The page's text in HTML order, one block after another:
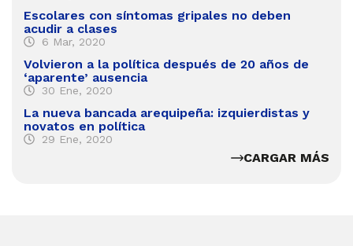
Escolares con síntomas gripales no deben
acudir a clases
6 Mar, 2020
Volvieron a la política después de 20 años de
‘aparente’ ausencia
30 Ene, 2020
La nueva bancada arequipeña: izquierdistas y
novatos en política
29 Ene, 2020
CARGAR MÁS